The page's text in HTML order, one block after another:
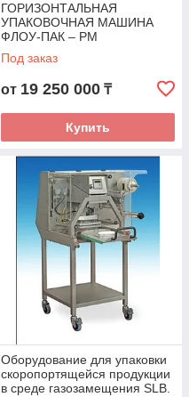
ГОРИЗОНТАЛЬНАЯ
УПАКОВОЧНАЯ МАШИНА
ФЛОУ-ПАК – PM
Под заказ
от 19 250 000 ₸
Купить
Оборудование для упаковки
скоропортящейся продукции
в среде газозамещения SLB.